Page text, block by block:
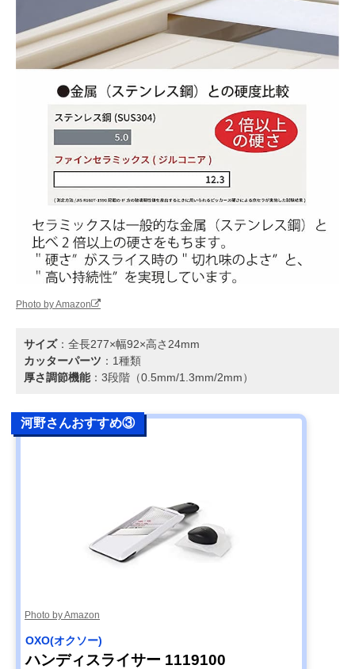
Photo by Amazon
サイズ：全長277×幅92×高さ24mm
カッターパーツ ：1種類
厚さ調節機能：3段階（0.5mm/1.3mm/2mm）
河野さんおすすめ③
Photo by Amazon
OXO(オクソー)
ハンディスライサー 1119100